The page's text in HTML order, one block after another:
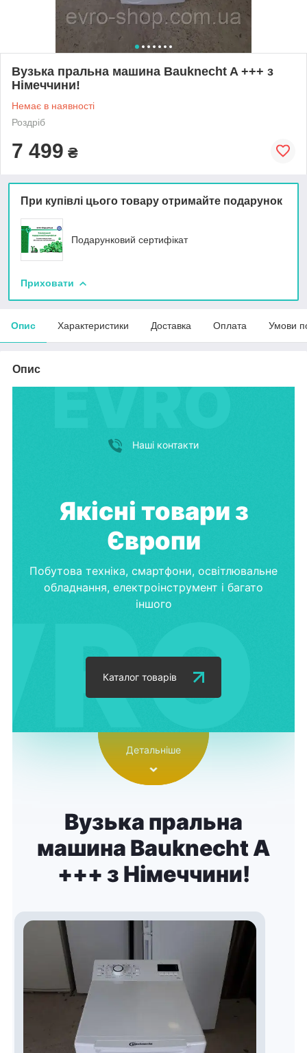
Вузька пральна машина Bauknecht A +++ з
Німеччини!
Немає в наявності
Роздріб
7 499 ₴
При купівлі цього товару отримайте подарунок
Подарунковий сертифікат
Приховати
Опис Характеристики Доставка Оплата Умови
Опис
Наші контакти
Якісні товари з
Європи
Побутова техніка, смартфони, освітлювальне
обладнання, електроінструмент і багато
іншого
Каталог товарів
Детальніше
Вузька пральна
машина Bauknecht A
+++ з Німеччини!